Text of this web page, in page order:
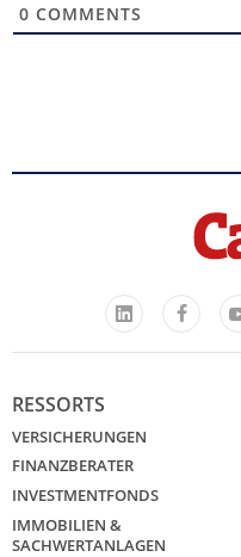
0 COMMENTS
LinkedIn
RESSORTS
VERSICHERUNGEN
FINANZBERATER
INVESTMENTFONDS
IMMOBILIEN &
SACHWERTANLAGEN